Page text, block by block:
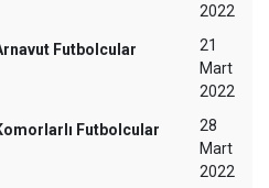
2022
Futbolcular
21
Mart
2022
Futbolcular
28
Mart
2022